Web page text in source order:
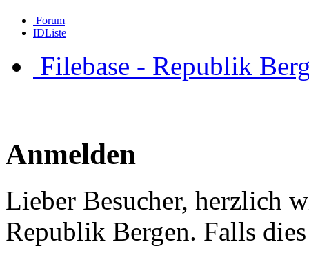
Forum
IDListe
Filebase - Republik
Anmelden
Lieber Besucher, herzlich
Republik Bergen. Falls